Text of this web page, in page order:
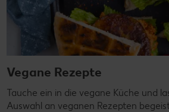
Vegane Rezepte
Tauche ein in die vegane Küche und
Auswahl an veganen Rezepten